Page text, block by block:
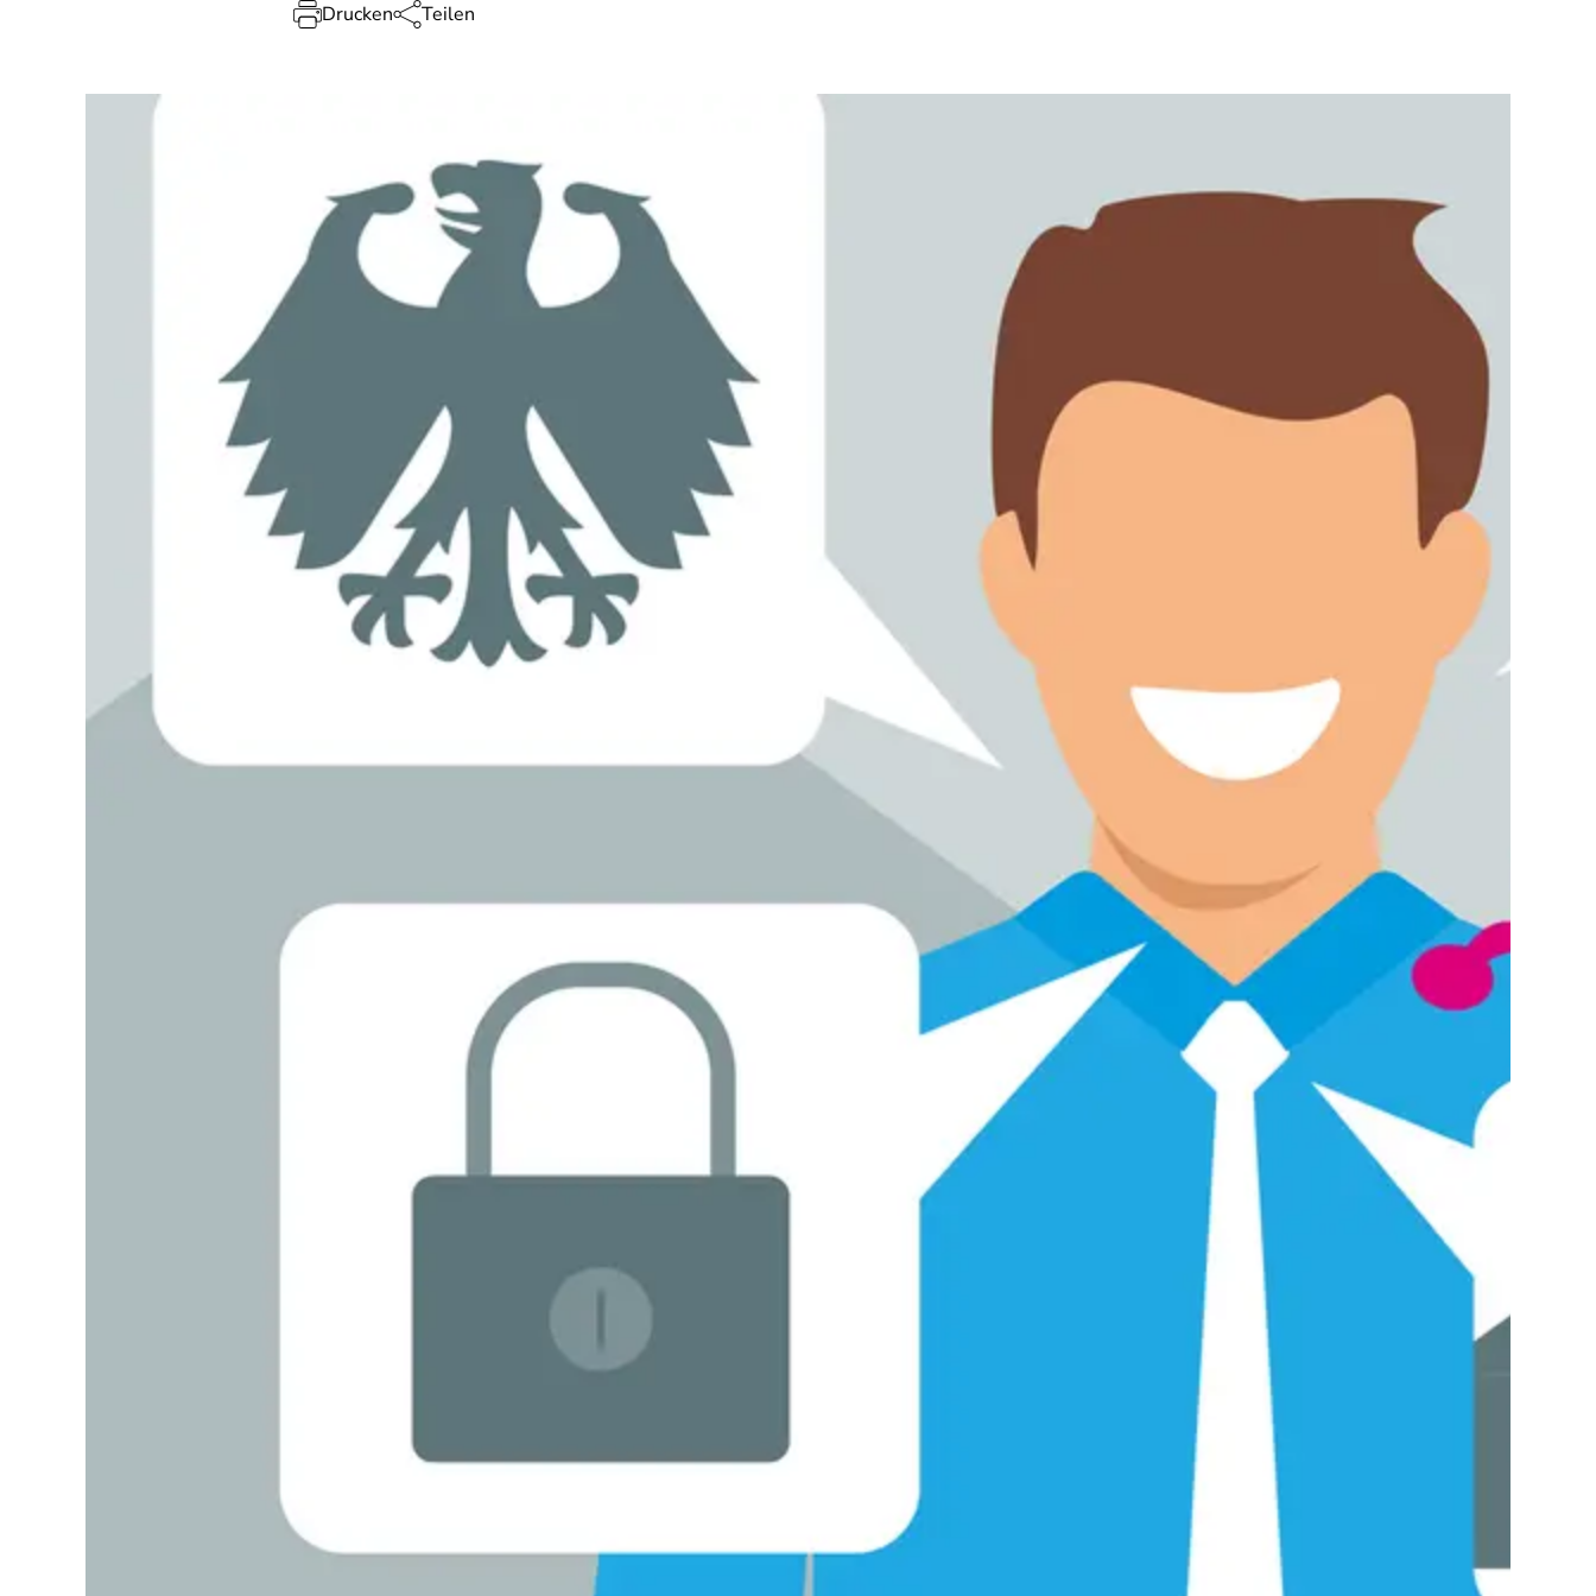
Drucken Teilen